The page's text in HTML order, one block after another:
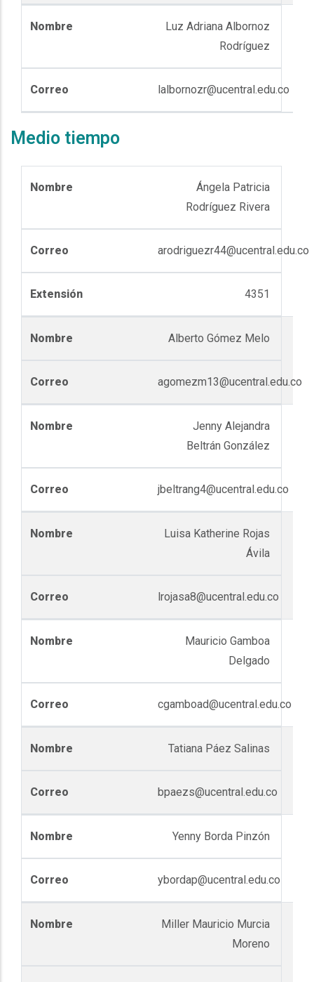
Luz Adriana Albornoz
Rodríguez
lalbornozr@ucentral.edu.co
Medio tiempo
Ángela Patricia
Rodríguez Rivera
arodriguezr44@ucentral.edu.co
4351
Alberto Gómez Melo
agomezm13@ucentral.edu.co
Jenny Alejandra
Beltrán González
jbeltrang4@ucentral.edu.co
Luisa Katherine Rojas
Ávila
lrojasa8@ucentral.edu.co
Mauricio Gamboa
Delgado
cgamboad@ucentral.edu.co
Tatiana Páez Salinas
bpaezs@ucentral.edu.co
Yenny Borda Pinzón
ybordap@ucentral.edu.co
Miller Mauricio Murcia
Moreno